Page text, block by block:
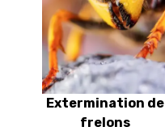
Extermination de
frelons